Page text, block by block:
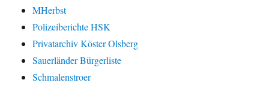
MHerbst
Polizeiberichte HSK
Privatarchiv Köster Olsberg
Sauerländer Bürgerliste
Schmalenstroer